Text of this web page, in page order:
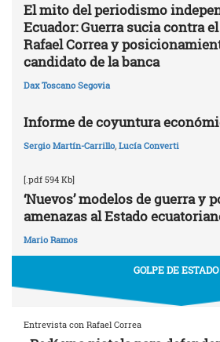
El mito del periodismo
Ecuador: Guerra sucia contra
Rafael Correa y
candidato de la banca
Dax Toscano Segovia
Informe de coyuntura
Sergio Martín-Carrillo, Lucía Converti
[.pdf 594 Kb]
‘Nuevos’ modelos de guerra y
amenazas al Estado
Mario Ramos
GOLPE DE ESTADO
Entrevista con Rafael Correa